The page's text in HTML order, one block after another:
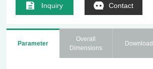
Inquiry Contact
Parameter
Overall
Dimensions
Download